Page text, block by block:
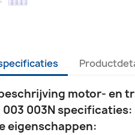
motor- en
003 003N specificaties:
eigenschappen: